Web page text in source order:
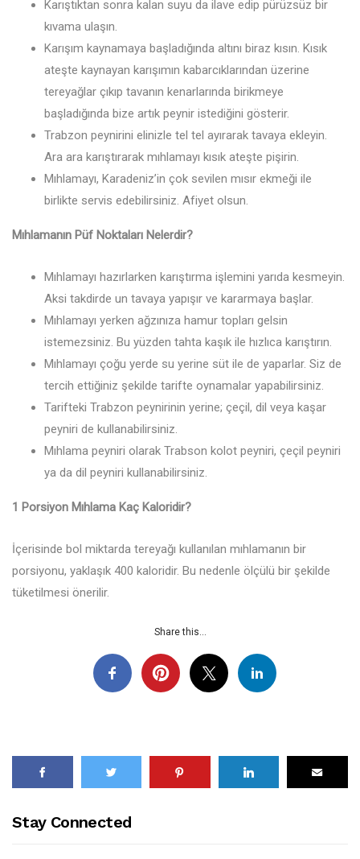
Karıştıktan sonra kalan suyu da ilave edip pürüzsüz bir
kıvama ulaşın.
Karışım kaynamaya başladığında altını biraz kısın. Kısık
ateşte kaynayan karışımın kabarcıklarından üzerine
tereyağlar çıkıp tavanın kenarlarında birikmeye
başladığında bize artık peynir istediğini gösterir.
Trabzon peynirini elinizle tel tel ayırarak tavaya ekleyin.
Ara ara karıştırarak mıhlamayı kısık ateşte pişirin.
Mıhlamayı, Karadeniz’in çok sevilen mısır ekmeği ile
birlikte servis edebilirsiniz. Afiyet olsun.
Mıhlamanın Püf Noktaları Nelerdir?
Mıhlamayı hazırlarken karıştırma işlemini yarıda kesmeyin.
Aksi takdirde un tavaya yapışır ve kararmaya başlar.
Mıhlamayı yerken ağzınıza hamur topları gelsin
istemezsiniz. Bu yüzden tahta kaşık ile hızlıca karıştırın.
Mıhlamayı çoğu yerde su yerine süt ile de yaparlar. Siz de
tercih ettiğiniz şekilde tarifte oynamalar yapabilirsiniz.
Tarifteki Trabzon peynirinin yerine; çeçil, dil veya kaşar
peyniri de kullanabilirsiniz.
Mıhlama peyniri olarak Trabson kolot peyniri, çeçil peyniri
ya da dil peyniri kullanabilirsiniz.
1 Porsiyon Mıhlama Kaç Kaloridir?
İçerisinde bol miktarda tereyağı kullanılan mıhlamanın bir
porsiyonu, yaklaşık 400 kaloridir. Bu nedenle ölçülü bir şekilde
tüketilmesi önerilir.
Share this...
Stay Connected